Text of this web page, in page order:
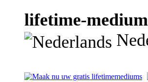
lifetime-